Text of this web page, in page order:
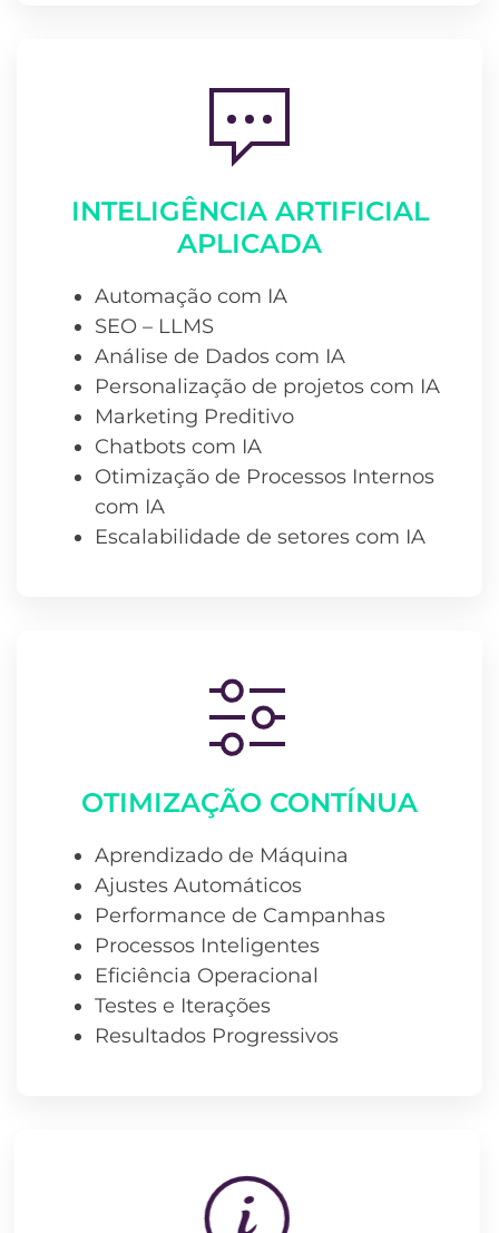
INTELIGÊNCIA ARTIFICIAL
APLICADA
Automação com IA
SEO – LLMS
Análise de Dados com IA
Personalização de projetos com IA
Marketing Preditivo
Chatbots com IA
Otimização de Processos Internos
com IA
Escalabilidade de setores com IA
OTIMIZAÇÃO CONTÍNUA
Aprendizado de Máquina
Ajustes Automáticos
Performance de Campanhas
Processos Inteligentes
Eficiência Operacional
Testes e Iterações
Resultados Progressivos